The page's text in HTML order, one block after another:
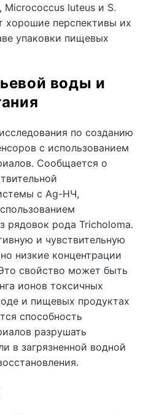
Micrococcus luteus и S.
хорошие перспективы их
упаковки пищевых
воды и
по созданию
с использованием
Сообщается о
с Ag-НЧ,
рядовок рода Tricholoma.
и чувствительную
низкие концентрации
свойство может быть
ионов токсичных
и пищевых продуктах
способность
разрушать
в загрязненной водной